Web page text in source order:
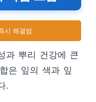
시 해결법
과 뿌리 건강에 큰
은 잎의 색과 잎
.